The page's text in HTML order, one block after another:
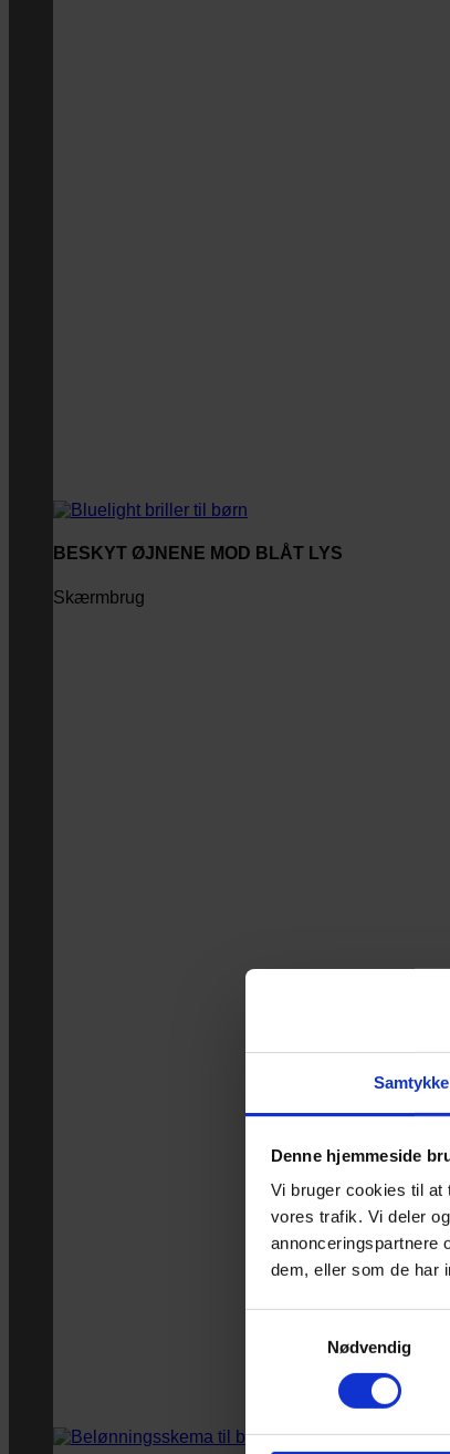
Samtykke
Denne hjemmeside
Vi bruger cookies til at
vores trafik. Vi deler
annonceringspartnere
dem, eller som de har
Nødvendig
BESKYT ØJNENE MOD BLÅT LYS
Skærmbrug